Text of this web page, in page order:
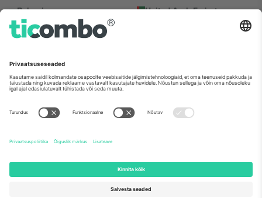
Bulgaria
Regus Sofia City West, bul
Totleben 53-55, 1606 Sofia,
United Arab Emirates
UAE Dubai Silicon Oasis, DDP
Mexico
Av Chapultepec 360, Roma
Norte, Cuauhtémoc, 06700
Ciudad de México, CDMX,
sündmusest ja/või domeenist. Detailide jaoks vaata konkreetse
sündmuse lehte, impressumit ja tingimusi.,
2026 Ticombo. Kõik õigused kaitstud.